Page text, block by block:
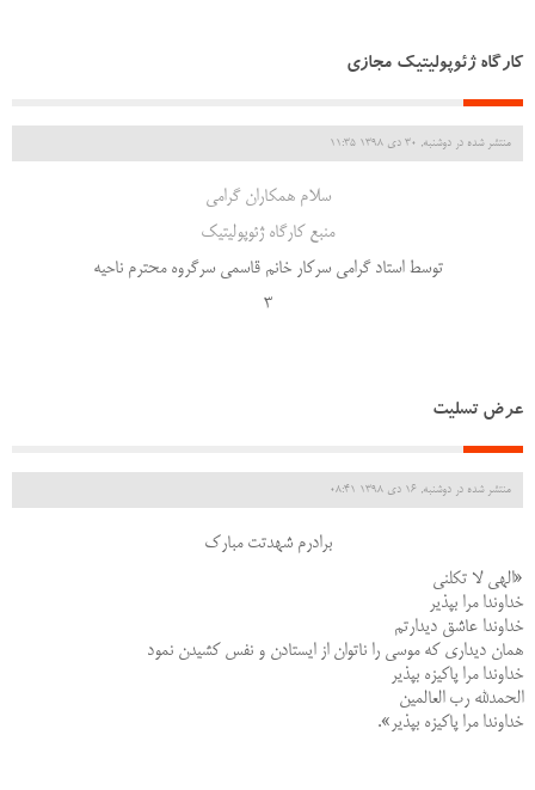
کارگاه ژئوپولیتیک مجازی
منتشر شده در دوشنبه, 30 دی 1398 11:35
سلام همکاران گرامی
منبع کارگاه ژئوپولیتیک
توسط استاد گرامی سرکار خانم قاسمی سرگروه محترم ناحیه
3
عرض تسلیت
منتشر شده در دوشنبه, 16 دی 1398 08:41
برادرم شهدتت مبارک
«الهی لا تکلنی
خداوندا مرا بپذیر
خداوندا عاشق دیدارتم
همان دیداری که موسی را ناتوان از ایستادن و نفس کشیدن نمود
خداوندا مرا پاکیزه بپذیر
الحمدلله رب العالمین
خداوندا مرا پاکیزه بپذیر».